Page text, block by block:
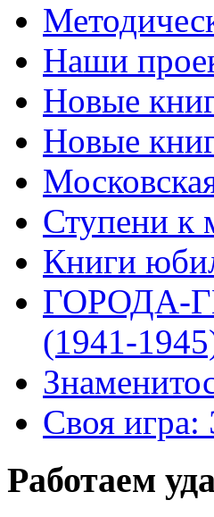
Наши
Новые
Новые
Ступени к
Книги
ГОРОДА-
(1941-
Своя
Работаем